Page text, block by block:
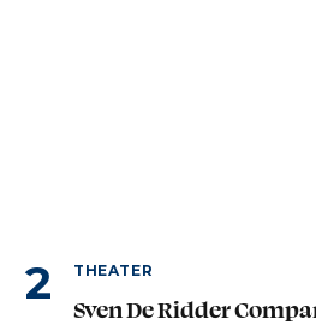
THEATER
Sven De Ridder